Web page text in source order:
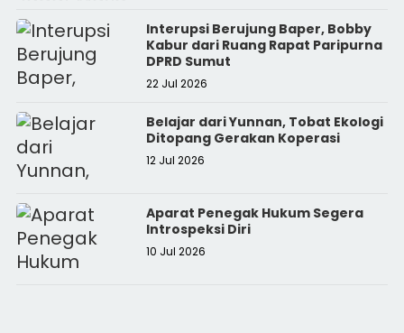
Interupsi Berujung Baper, Bobby
Kabur dari Ruang Rapat Paripurna
DPRD Sumut
22 Jul 2026
Belajar dari Yunnan, Tobat Ekologi
Ditopang Gerakan Koperasi
12 Jul 2026
Aparat Penegak Hukum Segera
Introspeksi Diri
10 Jul 2026